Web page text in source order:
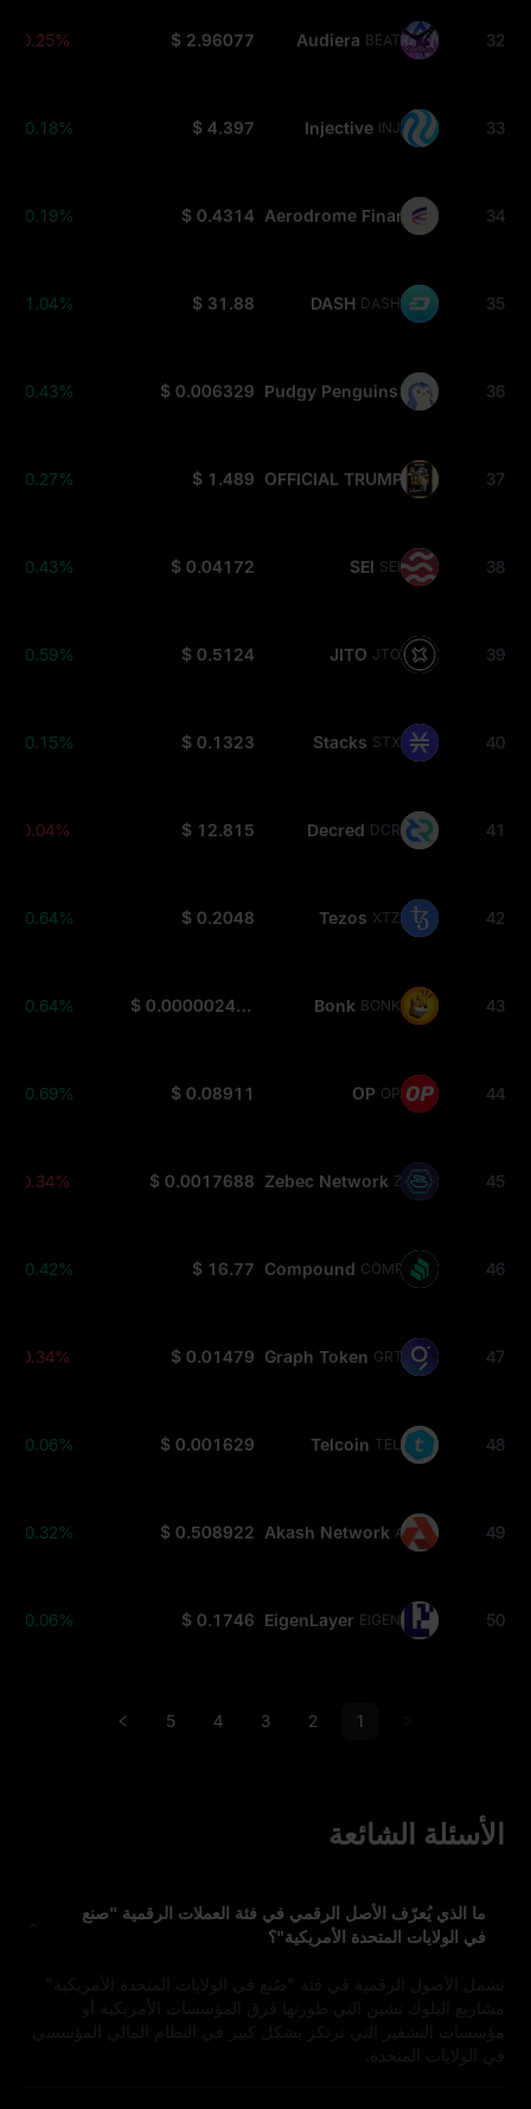
32
Audiera BEAT
$ 2.96077
-0.25%
33
Injective INJ
$ 4.397
+0.18%
34
Aerodrome Finance AERO
$ 0.4314
+0.19%
35
DASH DASH
$ 31.88
+1.04%
36
Pudgy Penguins PENGU
$ 0.006329
+0.43%
37
OFFICIAL TRUMP TRUMP
$ 1.489
+0.27%
38
SEI SEI
$ 0.04172
+0.43%
39
JITO JTO
$ 0.5124
+0.59%
40
Stacks STX
$ 0.1323
+0.15%
41
Decred DCR
$ 12.815
-0.04%
42
Tezos XTZ
$ 0.2048
+0.64%
43
Bonk BONK
$ 0.000002488
+0.64%
44
OP OP
$ 0.08911
+0.69%
45
Zebec Network ZBCN
$ 0.0017688
-0.34%
46
Compound COMP
$ 16.77
+0.42%
47
Graph Token GRT
$ 0.01479
-0.34%
48
Telcoin TEL
$ 0.001629
+0.06%
49
Akash Network AKT
$ 0.508922
+0.32%
50
EigenLayer EIGEN
$ 0.1746
+0.06%
1
2
3
4
5
الأسئلة الشائعة
ما الذي يُعرّف الأصل الرقمي في فئة العملات الرقمية "صنع
في الولايات المتحدة الأمريكية"؟
تشمل الأصول الرقمية في فئة "صُنع في الولايات المتحدة الأمريكية"
مشاريع البلوك تشين التي طورتها فرق المؤسسات الأمريكية أو
مؤسسات التشفير التي ترتكز بشكل كبير في النظام المالي المؤسسي
في الولايات المتحدة.